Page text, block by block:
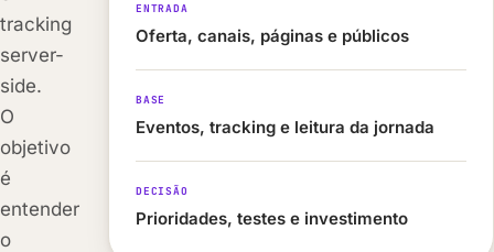
tracking
server-
side.
O
objetivo
é
entender
o
ENTRADA
Oferta, canais, páginas e públicos
BASE
Eventos, tracking e leitura da jornada
DECISÃO
Prioridades, testes e investimento